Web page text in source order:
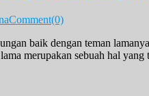
Comment(0)
baik dengan teman
merupakan sebuah hal